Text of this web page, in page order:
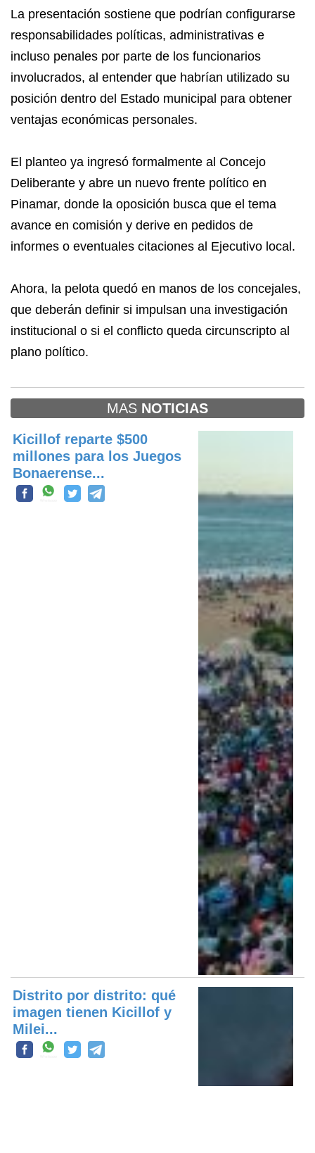
La presentación sostiene que podrían configurarse
responsabilidades políticas, administrativas e
incluso penales por parte de los funcionarios
involucrados, al entender que habrían utilizado su
posición dentro del Estado municipal para obtener
ventajas económicas personales.
El planteo ya ingresó formalmente al Concejo
Deliberante y abre un nuevo frente político en
Pinamar, donde la oposición busca que el tema
avance en comisión y derive en pedidos de
informes o eventuales citaciones al Ejecutivo local.
Ahora, la pelota quedó en manos de los concejales,
que deberán definir si impulsan una investigación
institucional o si el conflicto queda circunscripto al
plano político.
MAS NOTICIAS
Kicillof reparte $500
millones para los Juegos
Bonaerense...
Distrito por distrito: qué
imagen tienen Kicillof y
Milei...